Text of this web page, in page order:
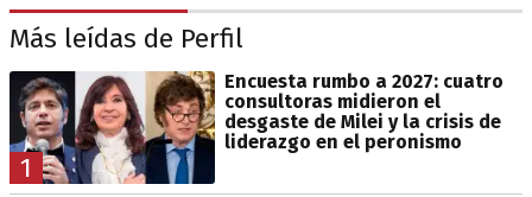
Más leídas de Perfil
1
Encuesta rumbo a 2027: cuatro
consultoras midieron el
desgaste de Milei y la crisis de
liderazgo en el peronismo